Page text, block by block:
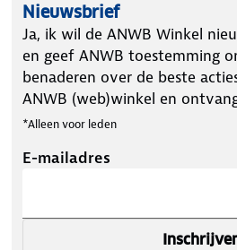
Nieuwsbrief
Ja, ik wil de ANWB Winkel
en geef ANWB toestemming
benaderen over de beste
ANWB (web)winkel en
*Alleen voor leden
E-mailadres